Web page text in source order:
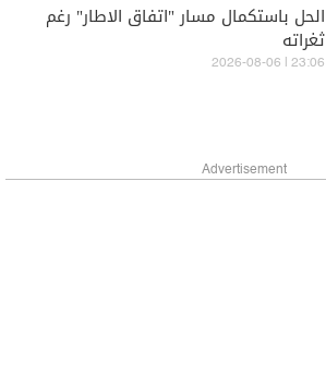
الحل باستكمال مسار "اتفاق الاطار" رغم
ثغراته
23:06 | 2026-08-06
Advertisement